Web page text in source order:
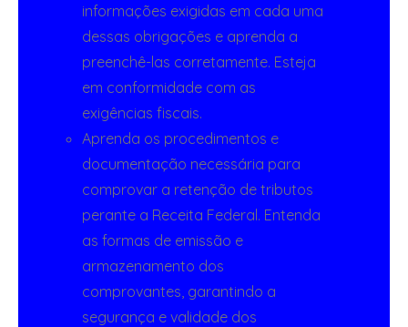
informações exigidas em cada uma
dessas obrigações e aprenda a
preenchê-las corretamente. Esteja
em conformidade com as
exigências fiscais.
Aprenda os procedimentos e
documentação necessária para
comprovar a retenção de tributos
perante a Receita Federal. Entenda
as formas de emissão e
armazenamento dos
comprovantes, garantindo a
segurança e validade dos